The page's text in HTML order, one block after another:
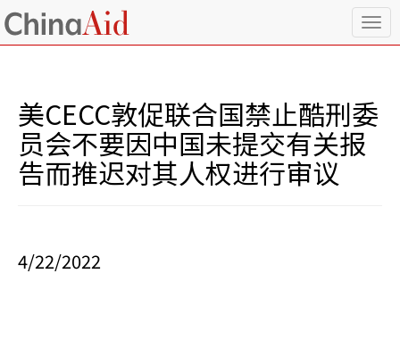
T
o
e
n
美CECC敦促联合国禁止酷刑委
员会不要因中国未提交有关报
告而推迟对其人权进行审议
4/22/2022